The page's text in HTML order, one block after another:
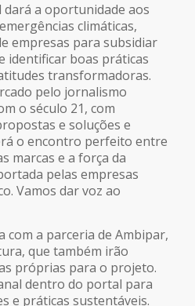
a oportunidade aos
climáticas,
empresas para subsidiar
identificar boas práticas
transformadoras.
pelo jornalismo
o século 21, com
e soluções e
o encontro perfeito entre
marcas e a força da
pelas empresas
Vamos dar voz ao
com a parceria de Ambipar,
que também irão
próprias para o projeto.
dentro do portal para
e práticas sustentáveis.